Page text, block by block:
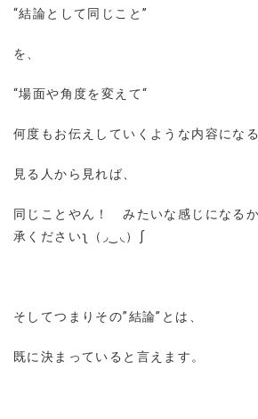
“結論として同じこと”
を、
“場面や角度を変えて“
何度もお伝えしていくような内容にな
見る人から見れば、
同じことやん！ みたいな感じになる
承くださいʅ（◞‿◟）ʃ
そしてつまりその”結論”とは、
既に決まっていると言えます。